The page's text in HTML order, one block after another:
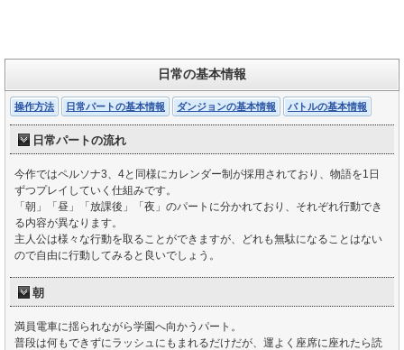
日常の基本情報
操作方法 日常パートの基本情報 ダンジョンの基本情報 バトルの基本情報
日常パートの流れ
今作ではペルソナ3、4と同様にカレンダー制が採用されており、物語を1日
ずつプレイしていく仕組みです。
「朝」「昼」「放課後」「夜」のパートに分かれており、それぞれ行動でき
る内容が異なります。
主人公は様々な行動を取ることができますが、どれも無駄になることはない
ので自由に行動してみると良いでしょう。
朝
満員電車に揺られながら学園へ向かうパート。
普段は何もできずにラッシュにもまれるだけだが、運よく座席に座れたら読